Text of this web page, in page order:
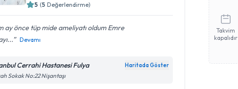
5 (5 Değerlendirme)
ay önce tüp mide ameliyatı oldum Emre
Devamı
Cerrahi Hastanesi Fulya Haritada Göster
Sokak No:22 Nişantaşı
Takvim
kapalıdır